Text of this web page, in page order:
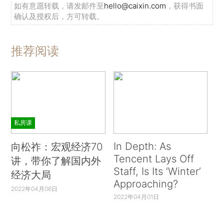
如有意愿转载，请发邮件至hello@caixin.com ，获得书面
确认及授权后，方可转载。
推荐阅读
私房课
向松祚：宏观经济70
讲，带你了解国内外
经济大局
2022年04月06日
In Depth: As
Tencent Lays Off
Staff, Is Its ‘Winter’
Approaching?
2022年04月01日